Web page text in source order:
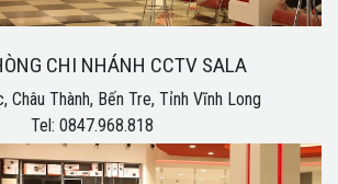
CHI NHÁNH CCTV SALA
Châu Thành, Bến Tre, Tỉnh Vĩnh Long
Tel: 0847.968.818